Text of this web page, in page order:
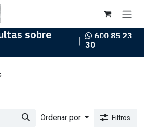
sobre
|
600 85 23
30
Ordenar por Filtros